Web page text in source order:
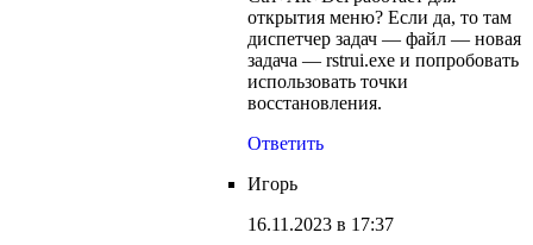
открытия меню? Если да, то там
диспетчер задач — файл — новая
задача — rstrui.exe и попробовать
использовать точки
восстановления.
Ответить
Игорь
16.11.2023 в 17:37